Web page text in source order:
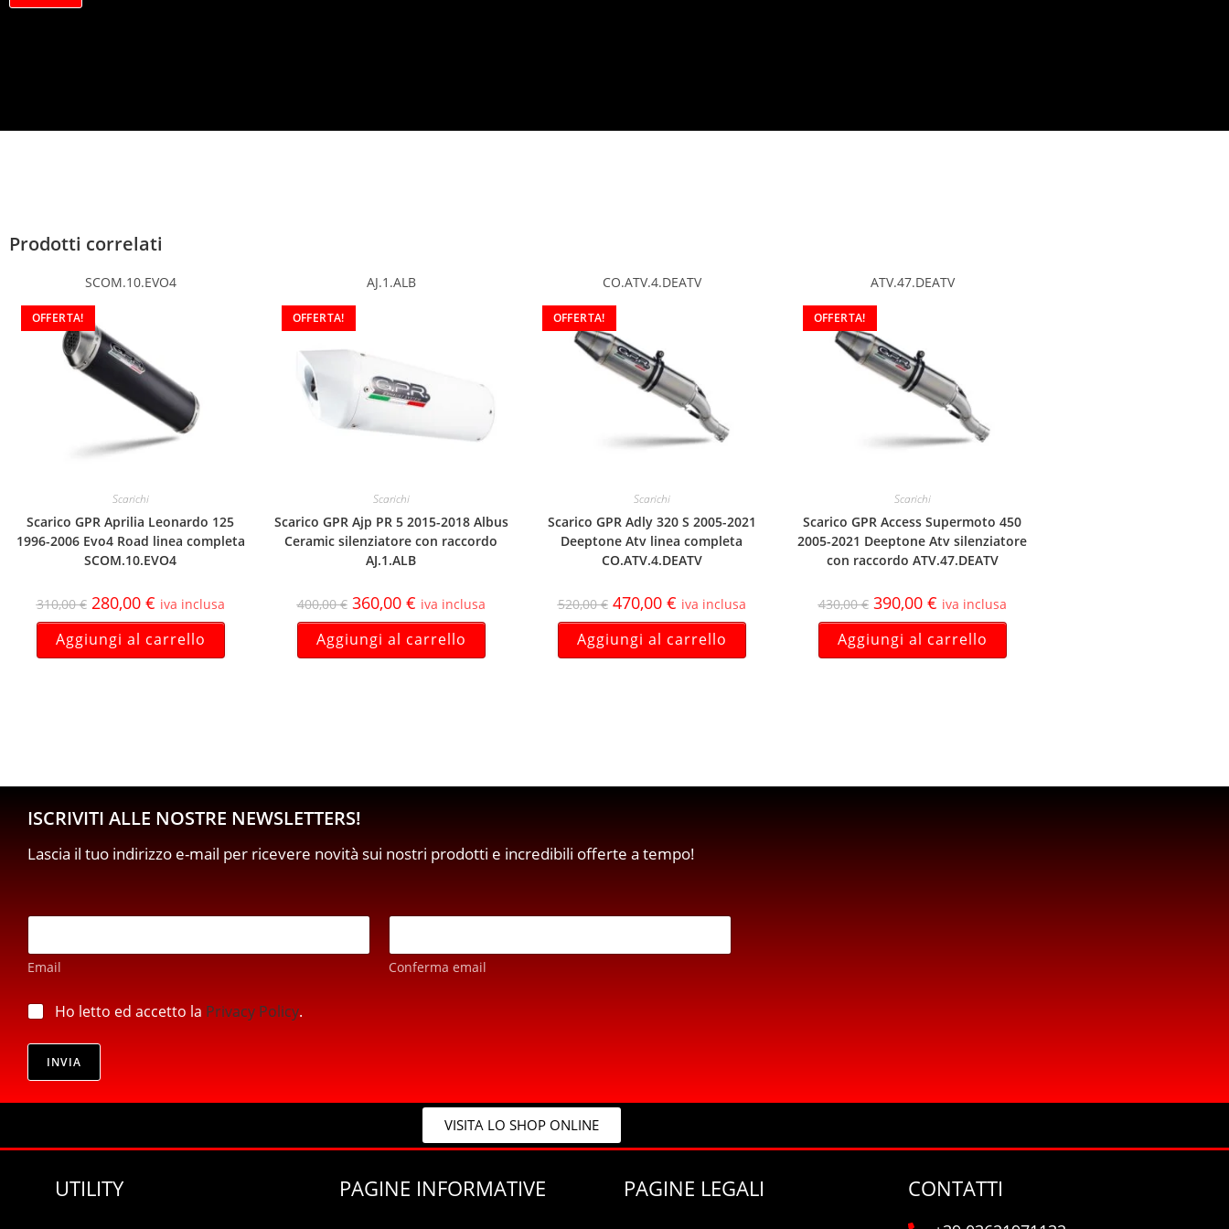
a
Prodotti correlati
SCOM.10.EVO4
OFFERTA!
Scarichi
Scarico GPR Aprilia Leonardo 125
1996-2006 Evo4 Road linea completa
SCOM.10.EVO4
310,00€ 280,00 € iva inclusa
Aggiungi al carrello
AJ.1.ALB
OFFERTA!
Scarichi
Scarico GPR Ajp PR 5 2015-2018 Albus
Ceramic silenziatore con raccordo
AJ.1.ALB
400,00€ 360,00 € iva inclusa
Aggiungi al carrello
CO.ATV.4.DEATV
OFFERTA!
Scarichi
Scarico GPR Adly 320 S 2005-2021
Deeptone Atv linea completa
CO.ATV.4.DEATV
520,00€ 470,00 € iva inclusa
Aggiungi al carrello
ATV.47.DEATV
OFFERTA!
Scarichi
Scarico GPR Access Supermoto 450
2005-2021 Deeptone Atv silenziatore
con raccordo ATV.47.DEATV
430,00€ 390,00 € iva inclusa
Aggiungi al carrello
ISCRIVITI ALLE NOSTRE NEWSLETTERS!
Lascia il tuo indirizzo e-mail per ricevere novità sui nostri prodotti e incredibili offerte a tempo!
E
a
i
*
Email Conferma email
r
v
c
y
m
p
i
a
Ho letto ed accetto la Privacy Policy.
INVIA
VISITA LO SHOP ONLINE
UTILITY PAGINE INFORMATIVE PAGINE LEGALI CONTATTI